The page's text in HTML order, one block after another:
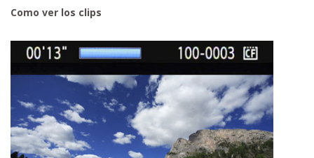
Como ver los clips